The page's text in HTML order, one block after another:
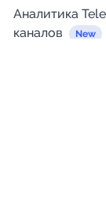
Аналитика
каналов